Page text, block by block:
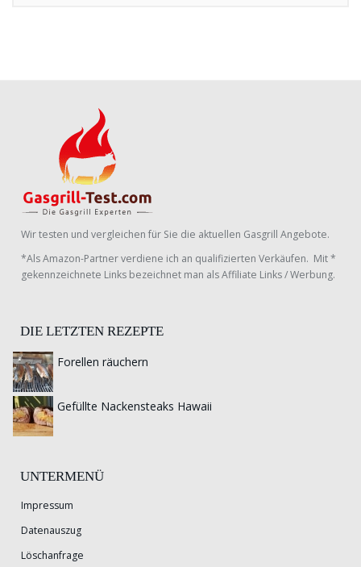
Wir testen und vergleichen für Sie die aktuellen Gasgrill Angebote.
*Als Amazon-Partner verdiene ich an qualifizierten Verkäufen. Mit *
gekennzeichnete Links bezeichnet man als Affiliate Links / Werbung.
DIE LETZTEN REZEPTE
Forellen räuchern
Gefüllte Nackensteaks Hawaii
UNTERMENÜ
Impressum
Datenauszug
Löschanfrage